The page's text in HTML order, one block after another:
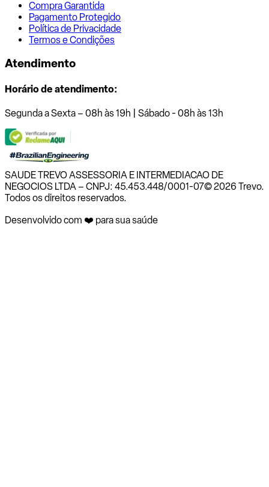
Compra Garantida
Pagamento Protegido
Política de Privacidade
Termos e Condições
Atendimento
Horário de atendimento:
Segunda a Sexta – 08h às 19h | Sábado - 08h às 13h
SAUDE TREVO ASSESSORIA E INTERMEDIACAO DE
NEGOCIOS LTDA – CNPJ: 45.453.448/0001-07© 2026 Trevo.
Todos os direitos reservados.
Desenvolvido com ❤️ para sua saúde